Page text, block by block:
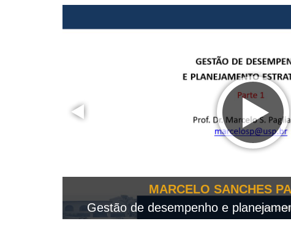
MARCELO SANCHES
Gestão de desempenho e